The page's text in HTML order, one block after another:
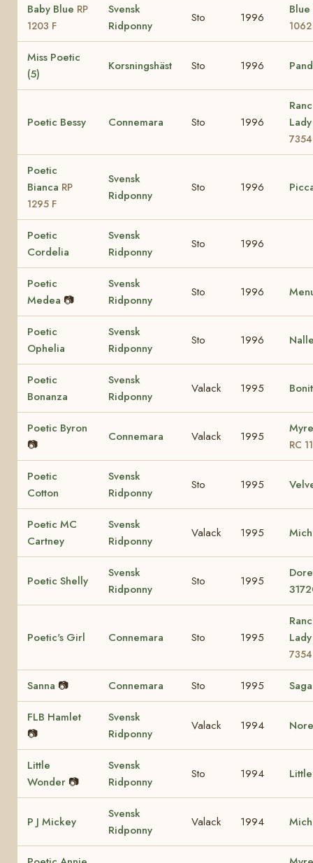
Baby Blue RP
1203 F
Svensk
Ridponny
Sto 1996
1062
Miss Poetic
(5)
Korsningshäst Sto 1996
Poetic Bessy Connemara Sto 1996
7354
Poetic
Bianca RP
1295 F
Svensk
Ridponny
Sto 1996
Poetic
Cordelia
Svensk
Ridponny
Sto 1996
Poetic
Medea 📷
Svensk
Ridponny
Sto 1996
Poetic
Ophelia
Svensk
Ridponny
Sto 1996
Poetic
Bonanza
Svensk
Ridponny
Valack 1995
Poetic Byron
📷
Connemara Valack 1995
RC
Poetic
Cotton
Svensk
Ridponny
Sto 1995
Poetic MC
Cartney
Svensk
Ridponny
Valack 1995
Poetic Shelly
Svensk
Ridponny
Sto 1995
Poetic's Girl Connemara Sto 1995
7354
Sanna 📷 Connemara Sto 1995
FLB Hamlet
📷
Svensk
Ridponny
Valack 1994
Little
Wonder 📷
Svensk
Ridponny
Sto 1994
P J Mickey
Svensk
Ridponny
Valack 1994